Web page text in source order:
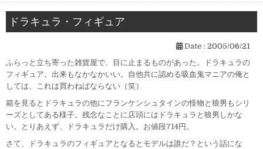
ドラキュラ・フィギュア
Date : 2005/06/21
ふらっと立ち寄った雑貨屋で、目に止まるものがあった。ドラキュラの
フィギュア。出来もなかなかいい。自他共に認める吸血鬼マニアの俺と
しては、これは買わねばならない（笑）
箱を見るとドラキュラの他にフランケンシュタインの怪物と狼男もシリ
ーズとしてある様子。残念なことに店頭にはドラキュラと狼男しかな
い。とりあえず、ドラキュラだけ購入。お値段714円。
さて、ドラキュラのフィギュアとなるとモデルは誰だ？という話にな